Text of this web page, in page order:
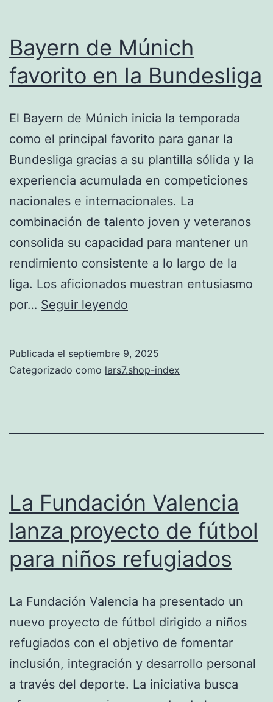
Bayern de Múnich
favorito en la Bundesliga
El Bayern de Múnich inicia la temporada
como el principal favorito para ganar la
Bundesliga gracias a su plantilla sólida y la
experiencia acumulada en competiciones
nacionales e internacionales. La
combinación de talento joven y veteranos
consolida su capacidad para mantener un
rendimiento consistente a lo largo de la
liga. Los aficionados muestran entusiasmo
por… Seguir leyendo
favorito
Publicada el septiembre 9, 2025
Categorizado como lars7.shop-index
La Fundación Valencia
lanza proyecto de fútbol
para niños refugiados
La Fundación Valencia ha presentado un
nuevo proyecto de fútbol dirigido a niños
refugiados con el objetivo de fomentar
inclusión, integración y desarrollo personal
a través del deporte. La iniciativa busca